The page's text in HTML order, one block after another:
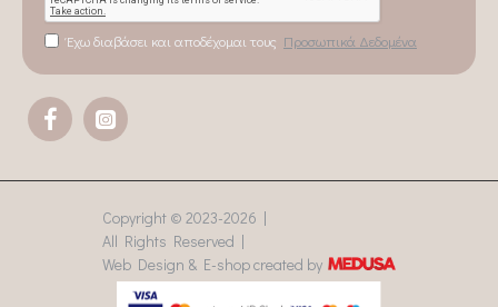
Έχω διαβάσει και αποδέχομαι τους Προσωπικά Δεδομένα
Copyright © 2023-2026 |
All Rights Reserved |
Web Design & E-shop created by